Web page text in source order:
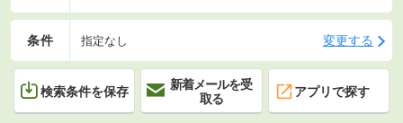
条件 指定なし 変更する
検索条件を保存
新着メールを受
取る
アプリで探す